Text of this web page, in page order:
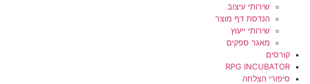
שירותי עיצוב
הנדסת דף מוצר
שירותי ייעוץ
מאגר ספקים
קורסים
RPG INCUBATOR
סיפורי הצלחה